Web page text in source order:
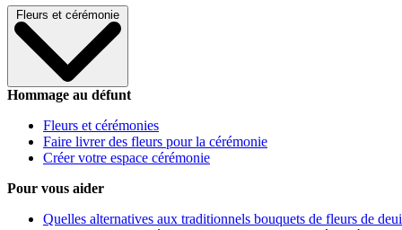
Fleurs et cérémonie
Hommage au défunt
Fleurs et cérémonies
Faire livrer des fleurs pour la cérémonie
Créer votre espace cérémonie
Pour vous aider
Quelles alternatives aux traditionnels bouquets de fleurs de